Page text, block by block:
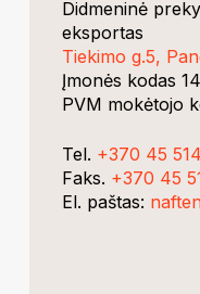
Didmeninė
eksportas
Tiekimo g.5,
Įmonės kodas
PVM mokėtojo
Tel. +370 45
Faks. +370 45
El. paštas: